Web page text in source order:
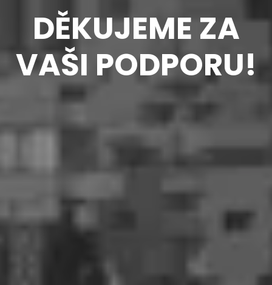
DĚKUJEME ZA
VAŠI PODPORU!